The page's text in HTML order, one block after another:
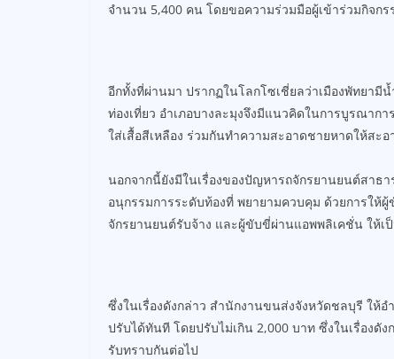
จำนวน 5,400 คน โดยขอความร่วมมือผู้เข้าร่วมกิจกร
อีกทั้งที่ผ่านมา ปรากฏในโลกโซเชี่ยลว่าเมืองพัทยามี
ท่องเที่ยว อำเภอบางละมุงจึงมีแนวคิดในการบูรณา
ใส่เสื้อสีเหลือง ร่วมกันทำความสะอาดชายหาดให้สะ
นอกจากนี้ยังมีในเรื่องของปัญหารถจักรยานยนต์สา
อนุกรรมการระดับท้องที่ พยายามควบคุม ด้วยการให้
จักรยานยนต์รับจ้าง และผู้ขับขี่ผ่านแอพพลิเคชั่น ให้เ
ซึ่งในเรื่องดังกล่าว สำนักงานขนส่งจังหวัดชลบุรี ให้
ปรับได้ทันที โดยปรับไม่เกิน 2,000 บาท ซึ่งในเรื่องดั
รับทราบกันต่อไป